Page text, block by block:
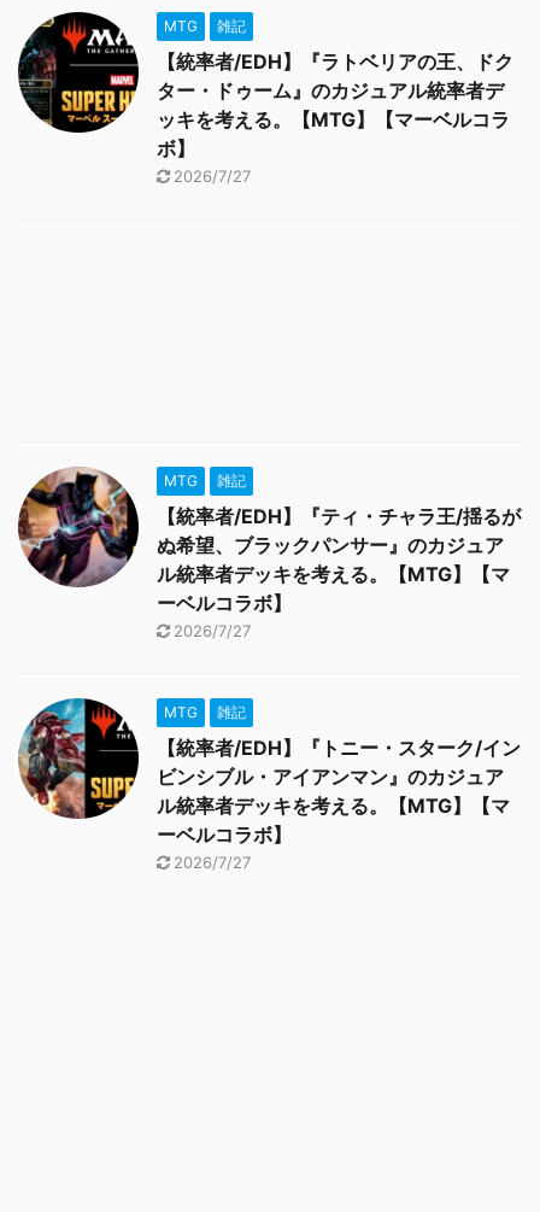
MTG 雑記
【統率者/EDH】『ラトベリアの王、ドク
ター・ドゥーム』のカジュアル統率者デ
ッキを考える。【MTG】【マーベルコラ
ボ】
2026/7/27
MTG 雑記
【統率者/EDH】『ティ・チャラ王/揺るが
ぬ希望、ブラックパンサー』のカジュア
ル統率者デッキを考える。【MTG】【マ
ーベルコラボ】
2026/7/27
MTG 雑記
【統率者/EDH】『トニー・スターク/イン
ビンシブル・アイアンマン』のカジュア
ル統率者デッキを考える。【MTG】【マ
ーベルコラボ】
2026/7/27